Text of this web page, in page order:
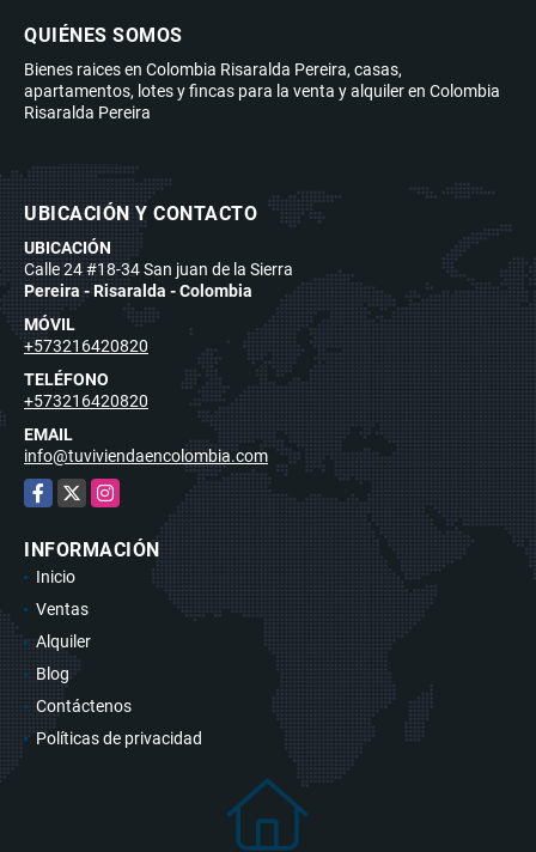
QUIÉNES SOMOS
Bienes raices en Colombia Risaralda Pereira, casas,
apartamentos, lotes y fincas para la venta y alquiler en Colombia
Risaralda Pereira
UBICACIÓN Y CONTACTO
UBICACIÓN
Calle 24 #18-34 San juan de la Sierra
Pereira - Risaralda - Colombia
MÓVIL
+573216420820
TELÉFONO
+573216420820
EMAIL
info@tuviviendaencolombia.com
Facebook
X Instagram
INFORMACIÓN
Inicio
Ventas
Alquiler
Blog
Contáctenos
Políticas de privacidad